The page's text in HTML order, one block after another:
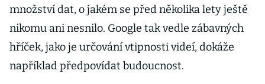
množství dat, o jakém se před několika lety ještě
nikomu ani nesnilo. Google tak vedle zábavných
hříček, jako je určování vtipnosti videí, dokáže
například předpovídat budoucnost.